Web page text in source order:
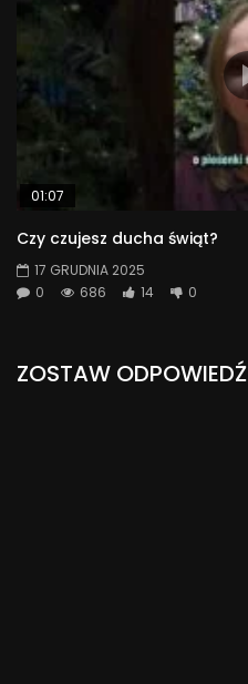
01:07
Czy czujesz ducha świąt?
17 GRUDNIA 2025
0
686 14 0
ZOSTAW ODPOWIEDŹ